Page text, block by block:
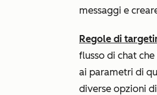
messaggi e
Regole di
flusso di chat
ai parametri di
diverse opzioni